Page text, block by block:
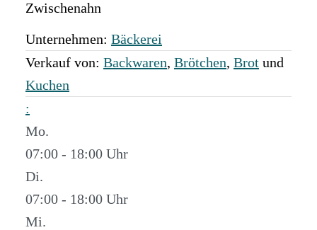
Zwischenahn
Unternehmen: Bäckerei
Verkauf von: Backwaren, Brötchen, Brot und
Kuchen
:
Mo.
07:00 - 18:00
Di.
07:00 - 18:00
Mi.